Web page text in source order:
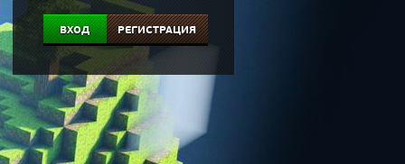
ВХОД РЕГИСТРАЦИЯ